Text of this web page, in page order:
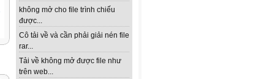
không mở cho file trình chiếu
được...
Cô tải về và cần phải giải nén file
rar...
Tải về không mở được file như
trên web...